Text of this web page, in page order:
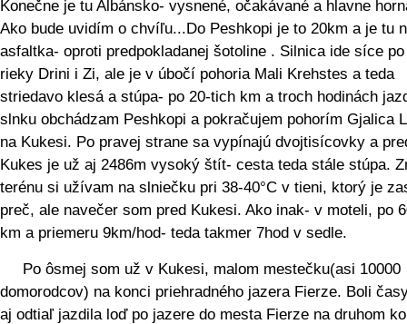
Konečne je tu Albánsko- vysnené, očakávané a hlavne
Ako bude uvidím o chvíľu...Do Peshkopi je to 20km a je tu
asfaltka- oproti predpokladanej šotoline . Silnica ide síce
rieky Drini i Zi, ale je v úbočí pohoria Mali Krehstes a teda
striedavo klesá a stúpa- po 20-tich km a troch hodinách
slnku obchádzam Peshkopi a pokračujem pohorím Gjalica
na Kukesi. Po pravej strane sa vypínajú dvojtisícovky a
Kukes je už aj 2486m vysoký štít- cesta teda stále stúpa.
terénu si užívam na slniečku pri 38-40°C v tieni, ktorý je
preč, ale navečer som pred Kukesi. Ako inak- v moteli, po
km a priemeru 9km/hod- teda takmer 7hod v sedle.
Po ôsmej som už v Kukesi, malom mestečku(asi 10000
domorodcov) na konci priehradného jazera Fierze. Boli
aj odtiaľ jazdila loď po jazere do mesta Fierze na druhom